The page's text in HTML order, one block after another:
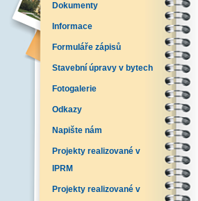
Dokumenty
Informace
Formuláře zápisů
Stavební úpravy v bytech
Fotogalerie
Odkazy
Napište nám
Projekty realizované v
IPRM
Projekty realizované v